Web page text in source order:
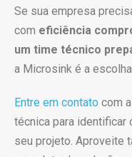
Se sua empresa
com eficiência
um time técnico
a Microsink é a
Entre em contato com
técnica para identificar
seu projeto. Aproveite